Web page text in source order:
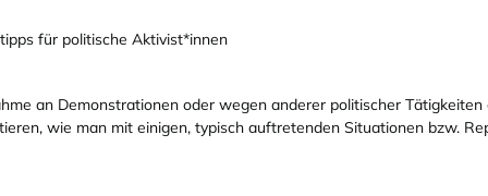
für politische Aktivist*innen
an Demonstrationen oder wegen anderer politischer
wie man mit einigen, typisch auftretenden Situationen bzw.